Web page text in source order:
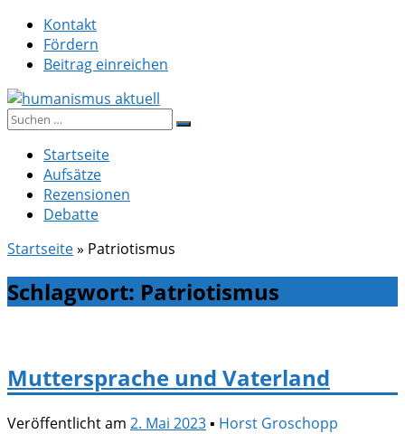
Zum
Inhalt
springen
Kontakt
Fördern
Beitrag einreichen
humanismus aktuell
Suche
Startseite
Aufsätze
Rezensionen
Debatte
Startseite» Patriotismus
Schlagwort: Patriotismus
Muttersprache und Vaterland
Veröffentlicht am 2. Mai 2023▪ Horst Groschopp